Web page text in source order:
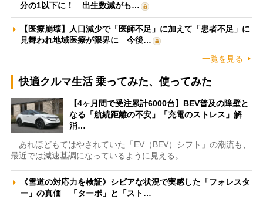
分の1以下に！ 出生数減がも…
【医療崩壊】人口減少で「医師不足」に加えて「患者不足」に
見舞われ地域医療が限界に 今後…
一覧を見る
快適クルマ生活 乗ってみた、使ってみた
【4ヶ月間で受注累計6000台】BEV普及の障壁と
なる「航続距離の不安」「充電のストレス」解
消…
あれほどもてはやされていた「EV（BEV）シフト」の潮流も、
最近では減速基調になっているように見える。…
《雪道の対応力を検証》シビアな状況で実感した「フォレスタ
ー」の真価 「ターボ」と「スト…